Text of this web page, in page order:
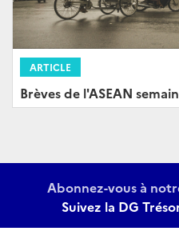
ARTICLE
Brèves de l'ASEAN
Abonnez-vous à
Suivez la DG